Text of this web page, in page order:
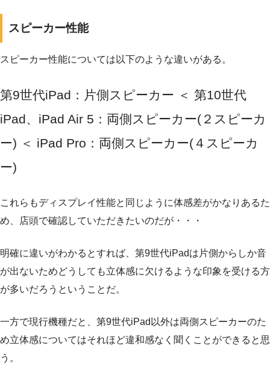
スピーカー性能
スピーカー性能については以下のような違いがある。
第9世代iPad：片側スピーカー ＜ 第10世代
iPad、iPad Air 5：両側スピーカー(２スピーカ
ー) ＜ iPad Pro：両側スピーカー(４スピーカ
ー)
これらもディスプレイ性能と同じように体感差がかなりあるた
め、店頭で確認していただきたいのだが・・・
明確に違いがわかるとすれば、第9世代iPadは片側からしか音
が出ないためどうしても立体感に欠けるような印象を受ける方
が多いだろうということだ。
一方で現行機種だと、第9世代iPad以外は両側スピーカーのた
め立体感についてはそれほど違和感なく聞くことができると思
う。